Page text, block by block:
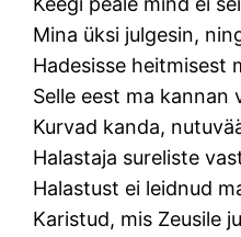
Mina üksi julgesin,
Hadesisse heitmisest
Selle eest ma kannan
Kurvad kanda,
Halastaja sureliste
Halastust ei leidnud
Karistud, mis Zeusile